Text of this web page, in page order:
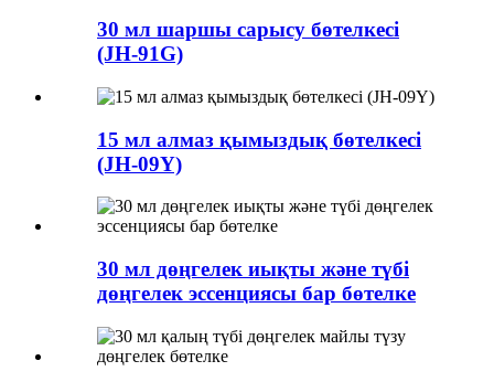
30 мл шаршы сарысу бөтелкесі
(JH-91G)
15 мл алмаз қымыздық бөтелкесі
(JH-09Y)
30 мл дөңгелек иықты және түбі
дөңгелек эссенциясы бар бөтелке